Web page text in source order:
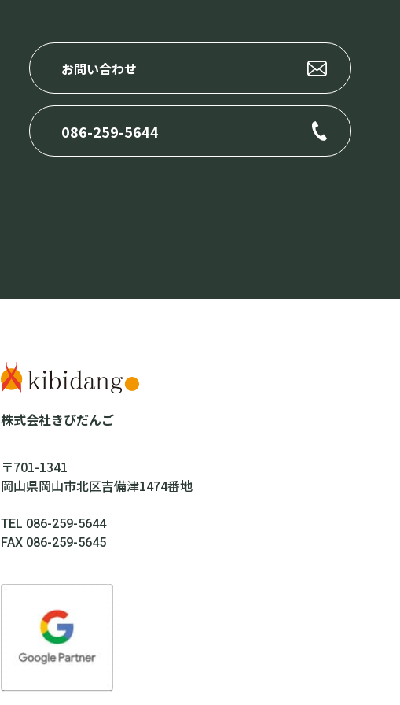
お問い合わせ
086-259-5644
株式会社きびだんご
〒701-1341
岡山県岡山市北区吉備津1474番地
TEL 086-259-5644
FAX 086-259-5645